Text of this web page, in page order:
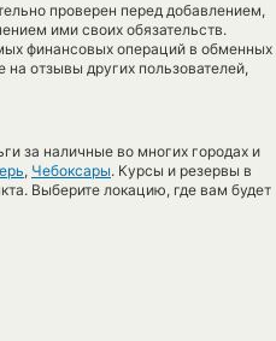
проверен перед добавлением,
ими своих обязательств.
финансовых операций в обменных
отзывы других пользователей,
за наличные во многих городах и
, Чебоксары. Курсы и резервы в
Выберите локацию, где вам будет